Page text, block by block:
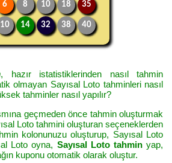
6 8 10 18 35
10 14 32 38 40
, hazır istatistiklerinden nasıl tahmin
olmayan Sayısal Loto tahminleri nasıl
tahminler nasıl yapılır?
geçmeden önce tahmin oluşturmak
Loto tahmini oluşturan seçeneklerden
kolonunuzu oluşturup, Sayısal Loto
Loto oyna, Sayısal Loto tahminyap,
kuponu otomatik olarak oluştur.